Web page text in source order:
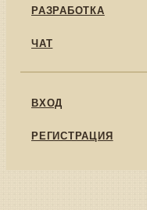
РАЗРАБОТКА
ЧАТ
ВХОД
РЕГИСТРАЦИЯ